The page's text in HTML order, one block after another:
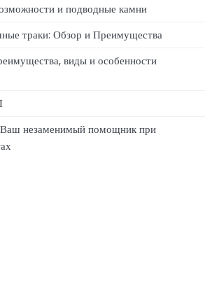
и подводные камни
траки: Обзор и Преимущества
виды и особенности
незаменимый помощник при